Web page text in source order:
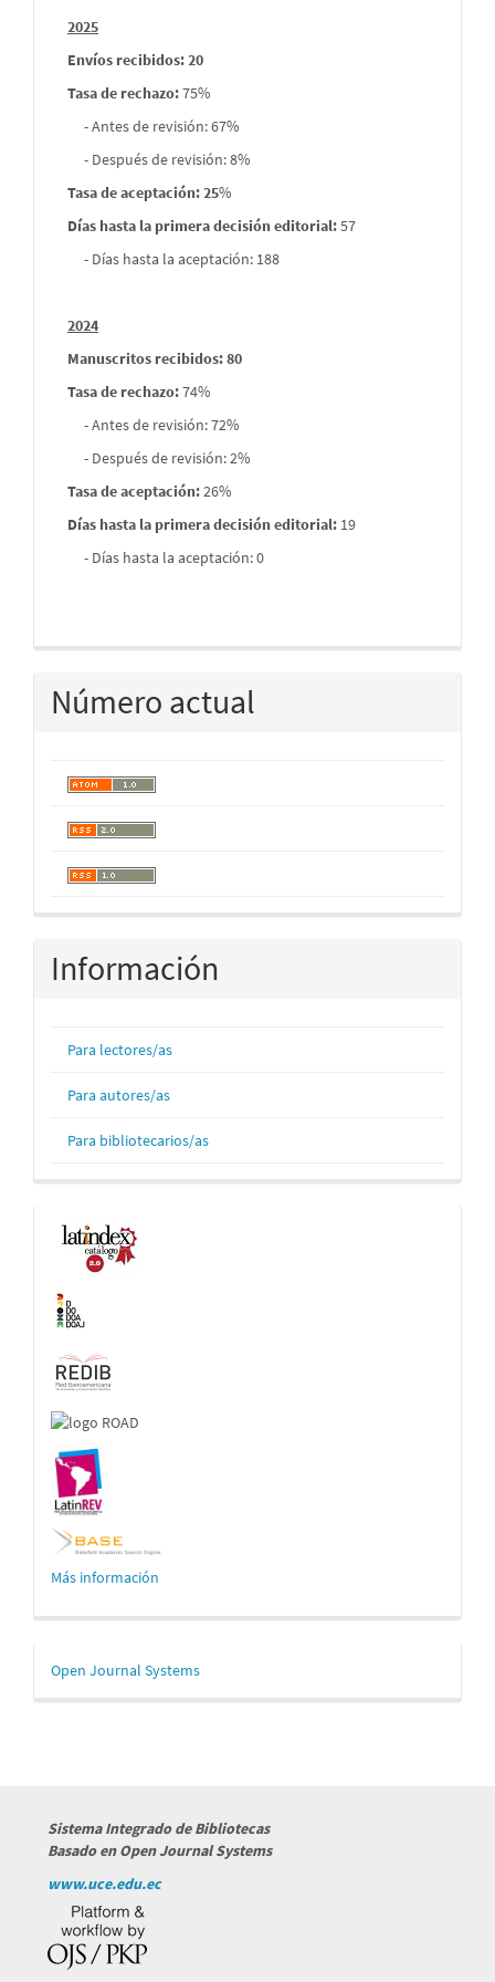
Informes
envios
2025
Envíos recibidos: 20
Tasa de rechazo:75%
- Antes de revisión: 67%
- Después de revisión: 8%
Tasa de aceptación: 25%
Días hasta la primera decisión editorial:57
- Días hasta la aceptación: 188
2024
Manuscritos recibidos: 80
Tasa de rechazo:74%
- Antes de revisión: 72%
- Después de revisión: 2%
Tasa de aceptación:26%
Días hasta la primera decisión editorial: 19
- Días hasta la aceptación: 0
Número actual
Información
Para lectores/as
Para autores/as
Para bibliotecarios/as
Indexaciones
Más información
Desarrollado
por
Open Journal Systems
Sistema Integrado de Bibliotecas
Basado en Open Journal Systems
www.uce.edu.ec